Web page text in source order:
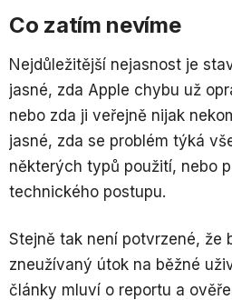
Co zatím nevíme
Nejdůležitější nejasnost je
jasné, zda Apple chybu už
nebo zda ji veřejně nijak
jasné, zda se problém týká
některých typů použití, nebo
technického postupu.
Stejně tak není potvrzené, že
zneužívaný útok na běžné
články mluví o reportu a